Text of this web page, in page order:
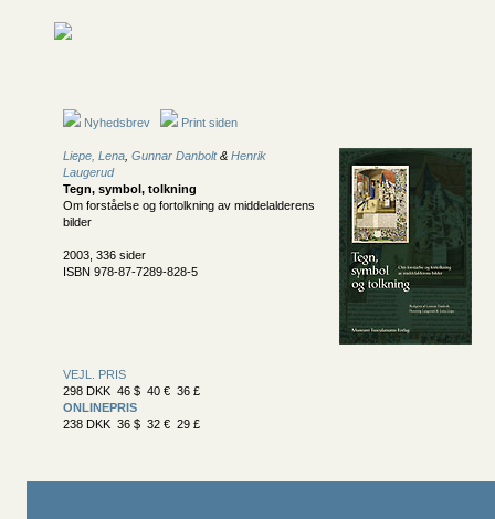
Nyhedsbrev Print siden
Liepe, Lena Gunnar Danbolt& Henrik
Laugerud
Tegn, symbol, tolkning
Om forståelse og fortolkning av middelalderens
bilder
2003, 336 sider
ISBN 978-87-7289-828-5
VEJL. PRIS
298 DKK 46 $ 40 € 36 £
ONLINEPRIS
238 DKK 36 $ 32 € 29 £